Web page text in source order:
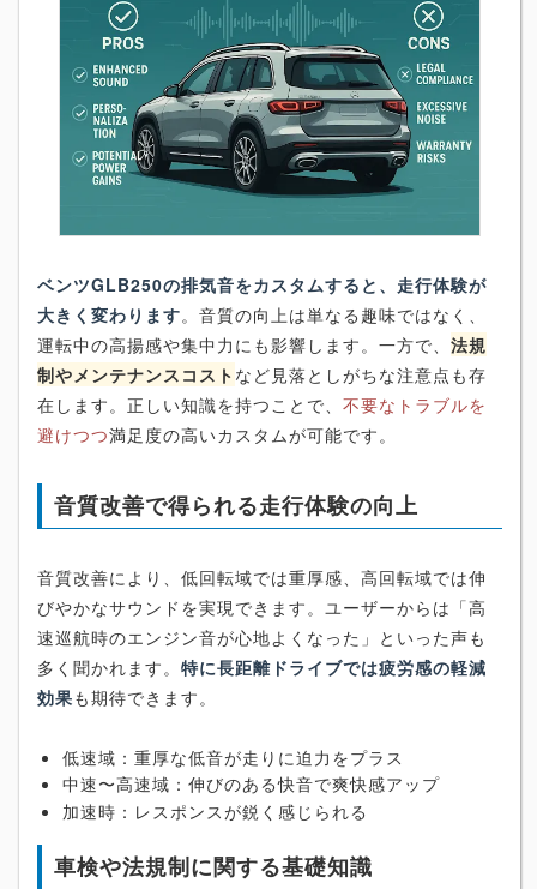
ベンツGLB250の排気音をカスタムすると、走行体験が
大きく変わります。音質の向上は単なる趣味ではなく、
運転中の高揚感や集中力にも影響します。一方で、 法規
制やメンテナンスコスト など見落としがちな注意点も存
在します。正しい知識を持つことで、 不要なトラブルを
避けつつ満足度の高いカスタムが可能です。
音質改善で得られる走行体験の向上
音質改善により、低回転域では重厚感、高回転域では伸
びやかなサウンドを実現できます。ユーザーからは「高
速巡航時のエンジン音が心地よくなった」といった声も
多く聞かれます。 特に長距離ドライブでは疲労感の軽減
効果も期待できます。
低速域：重厚な低音が走りに迫力をプラス
中速〜高速域：伸びのある快音で爽快感アップ
加速時：レスポンスが鋭く感じられる
車検や法規制に関する基礎知識